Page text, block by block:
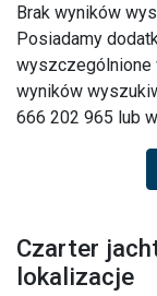
Brak wyników
Posiadamy
wyszczególnione
wyników
666 202 965 lub
Czarter
lokalizacje